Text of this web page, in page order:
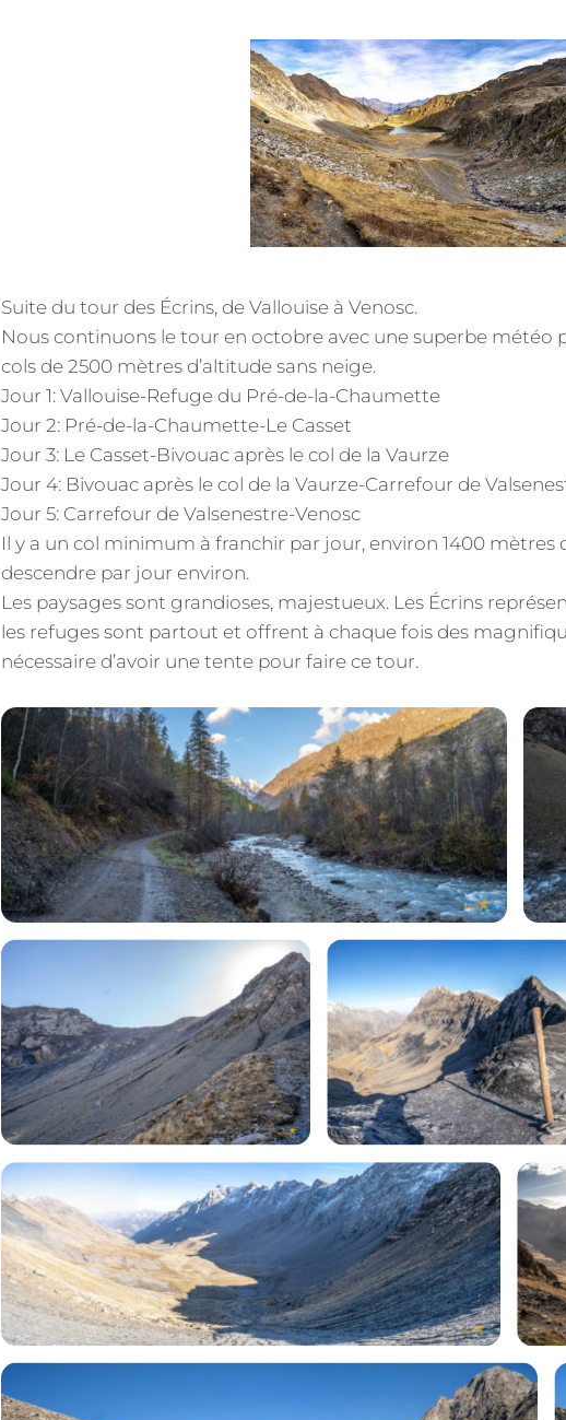
Suite du tour des Écrins, de Vallouise à Venosc.
Nous continuons le tour en octobre avec une superbe météo
cols de 2500 mètres d’altitude sans neige.
Jour 1: Vallouise-Refuge du Pré-de-la-Chaumette
Jour 2: Pré-de-la-Chaumette-Le Casset
Jour 3: Le Casset-Bivouac après le col de la Vaurze
Jour 4: Bivouac après le col de la Vaurze-Carrefour de
Jour 5: Carrefour de Valsenestre-Venosc
Il y a un col minimum à franchir par jour, environ 1400 mètres
descendre par jour environ.
Les paysages sont grandioses, majestueux. Les Écrins
les refuges sont partout et offrent à chaque fois des
nécessaire d’avoir une tente pour faire ce tour.